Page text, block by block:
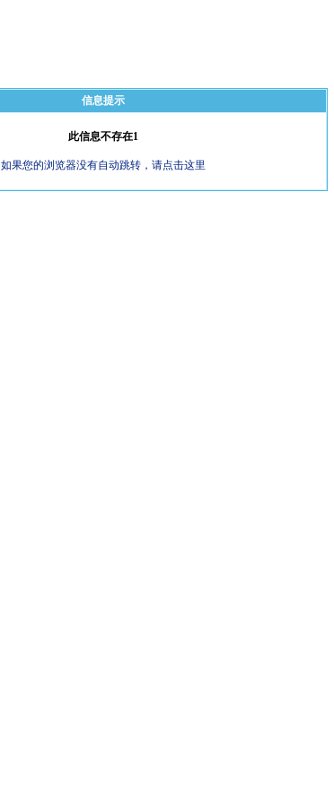
信息提示
此信息不存在1
如果您的浏览器没有自动跳转，请点击这里